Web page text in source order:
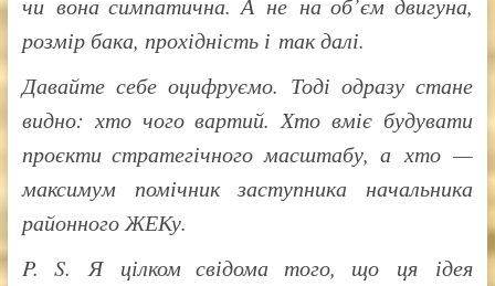
розмір бака, прохідність і так далі.
Давайте себе оцифруємо. Тоді одразу стане
видно: хто чого вартий. Хто вміє будувати
проєкти стратегічного масштабу, а хто —
максимум помічник заступника начальника
районного ЖЕКу.
P. S. Я цілком свідома того, що ця ідея